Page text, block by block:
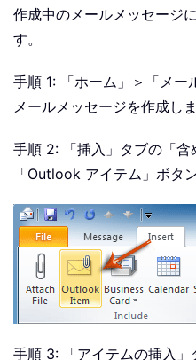
作成中のメールメッセージ
す。
手順 1: 「ホーム」＞「メー
メールメッセージを作成しま
手順 2: 「挿入」タブの「含
「Outlook アイテム」ボタ
手順 3: 「アイテムの挿入」